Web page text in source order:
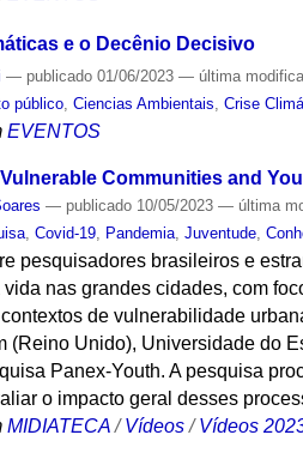
e o Decênio Decisivo
— publicado 01/06/2023— última
público,Ciencias Ambientais,Crise
EVENTOS
Communities and
— publicado 10/05/2023— última
,Covid-19 Pandemia ,Juventude ,
pesquisadores brasileiros e
nas grandes cidades, com
de vulnerabilidade
(Reino Unido), Universidade do
Panex-Youth. A pesquisa
o impacto geral desses
MIDIATECA /Vídeos /Vídeos